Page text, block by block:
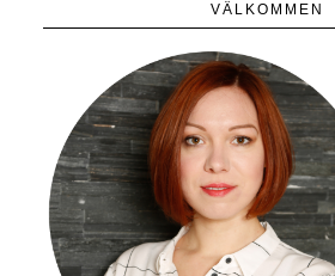
VÄLKOMMEN